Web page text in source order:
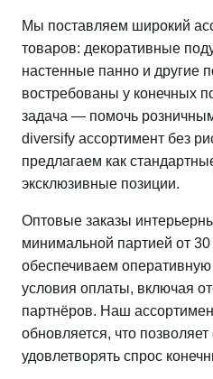
Мы поставляем широкий
товаров: декоративные
настенные панно и другие
востребованы у конечных
задача — помочь
diversify ассортимент без
предлагаем как
эксклюзивные позиции.
Оптовые заказы
минимальной партией от
обеспечиваем оперативную
условия оплаты, включая
партнёров. Наш
обновляется, что
удовлетворять спрос